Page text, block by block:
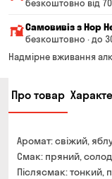
безкоштовно від
Мінімальна
Вартість
Від 200 до 299
Від 400 до 699 грн
Від 700 грн
Термін
*на час доставки
Самовивіз з Hop
безкоштовно · до
Мінімальна
Можете без
Вас час
готівкою в
банківською
Надмірне вживання
Про товар
Аромат: свіжий,
Смак: пряний,
Післясмак: тонкий,